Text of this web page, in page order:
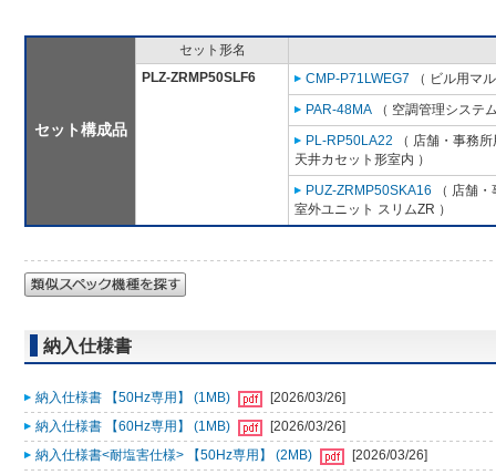
セット構成品
セット形名
PLZ-ZRMP50SLF6
CMP-P71LWEG7 （ ビル用マ
PAR-48MA （ 空調管理システ
PL-RP50LA22 （ 店舗・事務
天井カセット形室内 ）
PUZ-ZRMP50SKA16 （ 店舗
室外ユニット スリムZR ）
納入仕様書
納入仕様書 【50Hz専用】 (1MB)
[2026/03/26]
納入仕様書 【60Hz専用】 (1MB)
[2026/03/26]
納入仕様書<耐塩害仕様> 【50Hz専用】 (2MB)
[2026/03/26]